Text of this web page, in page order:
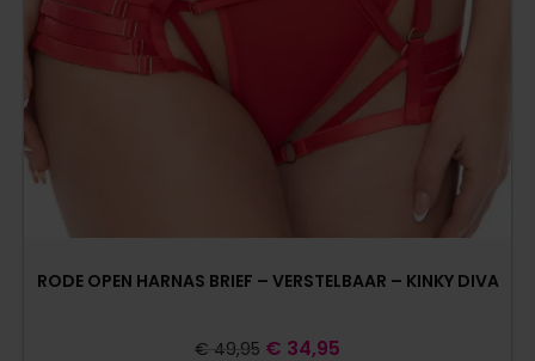
RODE OPEN HARNAS BRIEF – VERSTELBAAR – KINKY DIVA
€ 49,95 € 34,95